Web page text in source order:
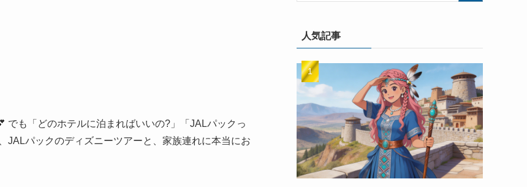
でも「どのホテルに泊まればいいの?」「JALパックっ
JALパックのディズニーツアーと、家族連れに本当にお
人気記事